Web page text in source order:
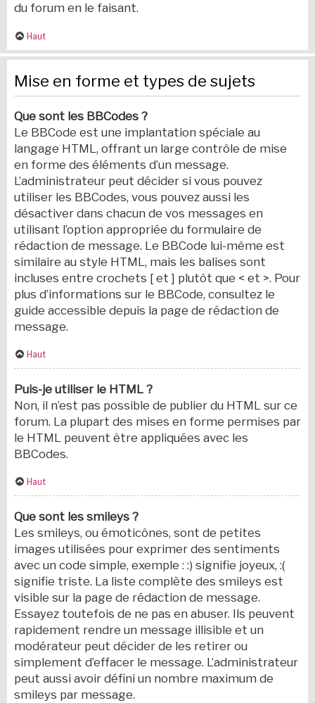
du forum en le faisant.
Haut
Mise en forme et types de sujets
Que sont les BBCodes ?
Le BBCode est une implantation spéciale au
langage HTML, offrant un large contrôle de mise
en forme des éléments d’un message.
L’administrateur peut décider si vous pouvez
utiliser les BBCodes, vous pouvez aussi les
désactiver dans chacun de vos messages en
utilisant l’option appropriée du formulaire de
rédaction de message. Le BBCode lui-même est
similaire au style HTML, mais les balises sont
incluses entre crochets [ et ] plutôt que < et >. Pour
plus d’informations sur le BBCode, consultez le
guide accessible depuis la page de rédaction de
message.
Haut
Puis-je utiliser le HTML ?
Non, il n’est pas possible de publier du HTML sur ce
forum. La plupart des mises en forme permises par
le HTML peuvent être appliquées avec les
BBCodes.
Haut
Que sont les smileys ?
Les smileys, ou émoticônes, sont de petites
images utilisées pour exprimer des sentiments
avec un code simple, exemple : :) signifie joyeux, :(
signifie triste. La liste complète des smileys est
visible sur la page de rédaction de message.
Essayez toutefois de ne pas en abuser. Ils peuvent
rapidement rendre un message illisible et un
modérateur peut décider de les retirer ou
simplement d’effacer le message. L’administrateur
peut aussi avoir défini un nombre maximum de
smileys par message.